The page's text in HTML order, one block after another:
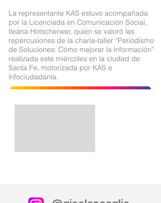
La representante KAS estuvo acompañada
por la Licenciada en Comunicación Social,
Ileana Hotscherwer, quien se valoró las
repercusiones de la charla-taller “Periodismo
de Soluciones: Cómo mejorar la información”
realizada este miércoles en la ciudad de
Santa Fe, motorizada por KAS e
infociudadanía.